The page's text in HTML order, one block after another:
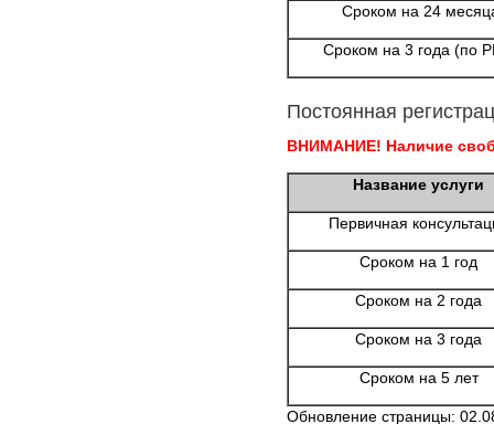
Сроком на 24
Сроком на 3 года (по
Постоянная
ВНИМАНИЕ! Наличие
Название услуги
Первичная
Сроком на 1 год
Сроком на 2 года
Сроком на 3 года
Сроком на 5 лет
Обновление страницы: